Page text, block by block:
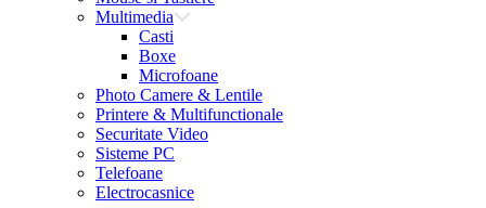
Multimedia
Casti
Boxe
Microfoane
Photo Camere & Lentile
Printere & Multifunctionale
Securitate Video
Sisteme PC
Telefoane
Electrocasnice